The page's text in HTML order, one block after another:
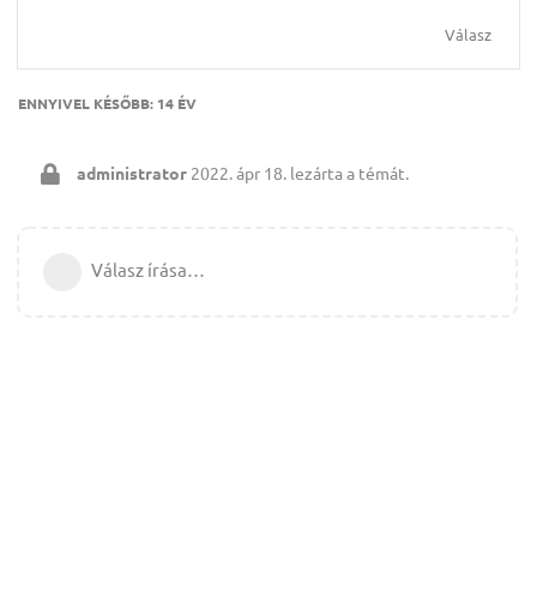
Válasz
ENNYIVEL KÉSŐBB: 14 ÉV
administrator 2022. ápr 18. lezárta a témát.
Válasz írása…